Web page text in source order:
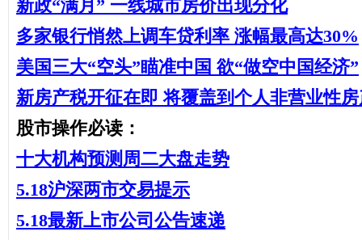
新政“满月” 一线城市房价出现分化
多家银行悄然上调车贷利率 涨幅最高达30%
美国三大“空头”瞄准中国 欲“做空中国经济”
新房产税开征在即 将覆盖到个人非营业性
股市操作必读：
十大机构预测周二大盘走势
5.18沪深两市交易提示
5.18最新上市公司公告速递